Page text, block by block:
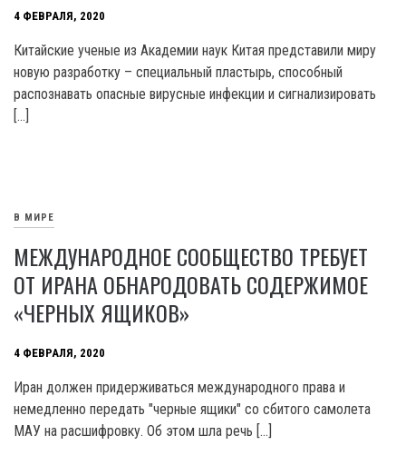
4 ФЕВРАЛЯ, 2020
Китайские ученые из Академии наук Китая представили миру
новую разработку – специальный пластырь, способный
распознавать опасные вирусные инфекции и сигнализировать
[…]
В МИРЕ
МЕЖДУНАРОДНОЕ СООБЩЕСТВО ТРЕБУЕТ
ОТ ИРАНА ОБНАРОДОВАТЬ СОДЕРЖИМОЕ
«ЧЕРНЫХ ЯЩИКОВ»
4 ФЕВРАЛЯ, 2020
Иран должен придерживаться международного права и
немедленно передать "черные ящики" со сбитого самолета
МАУ на расшифровку. Об этом шла речь […]